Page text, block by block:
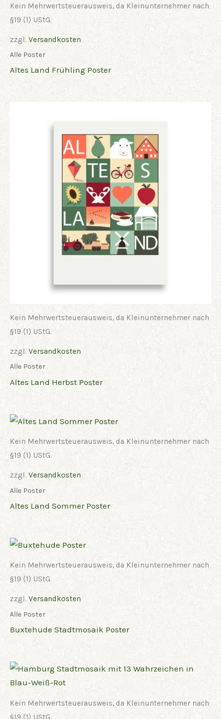
Kein Mehrwertsteuerausweis, da Kleinunternehmer nach
§19 (1) UStG.
zzgl. Versandkosten
Alle Poster
Altes Land Frühling Poster
Kein Mehrwertsteuerausweis, da Kleinunternehmer nach
§19 (1) UStG.
zzgl. Versandkosten
Alle Poster
Altes Land Herbst Poster
Kein Mehrwertsteuerausweis, da Kleinunternehmer nach
§19 (1) UStG.
zzgl. Versandkosten
Alle Poster
Altes Land Sommer Poster
Kein Mehrwertsteuerausweis, da Kleinunternehmer nach
§19 (1) UStG.
zzgl.Versandkosten
Alle Poster
Buxtehude Stadtmosaik Poster
Kein Mehrwertsteuerausweis, da Kleinunternehmer nach
§19 (1) UStG.